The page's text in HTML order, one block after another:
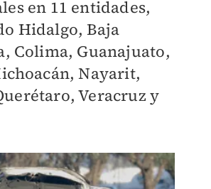
en 11 entidades,
Hidalgo, Baja
Colima, Guanajuato,
Nayarit,
Veracruz y